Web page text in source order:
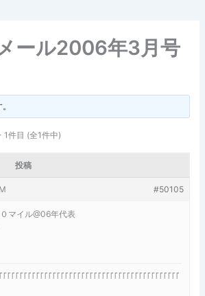
ール2006年3月号
件目 (全1件中)
投稿
#50105
マイル@06年代表
｢｢｢｢｢｢｢｢｢｢｢｢｢｢｢｢｢｢｢｢｢｢｢｢｢｢｢｢｢｢｢｢｢｢｢｢｢｢｢｢｢｢｢